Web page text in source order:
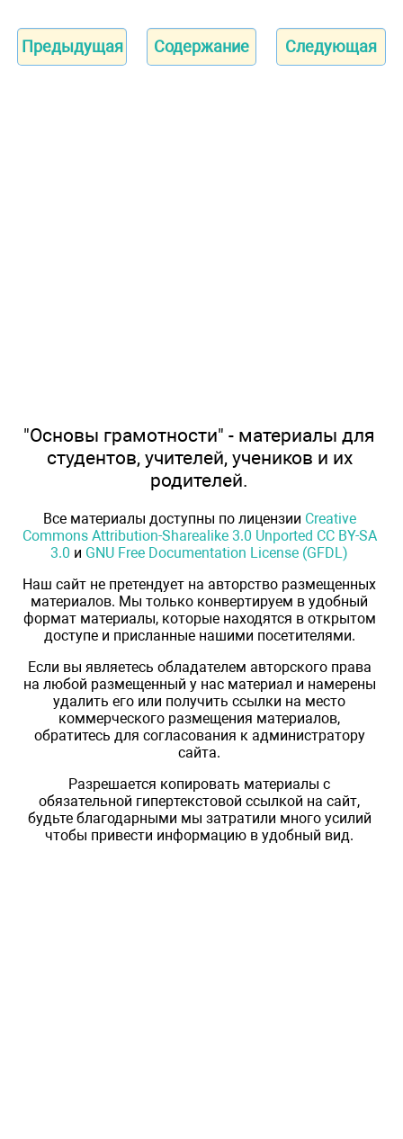
Предыдущая Содержание Следующая
"Основы грамотности" - материалы для
студентов, учителей, учеников и их
родителей.
Все материалы доступны по лицензии Creative
Commons Attribution-Sharealike 3.0 Unported CC BY-SA
3.0 и GNU Free Documentation License (GFDL)
Наш сайт не претендует на авторство размещенных
материалов. Мы только конвертируем в удобный
формат материалы, которые находятся в открытом
доступе и присланные нашими посетителями.
Если вы являетесь обладателем авторского права
на любой размещенный у нас материал и намерены
удалить его или получить ссылки на место
коммерческого размещения материалов,
обратитесь для согласования к администратору
сайта.
Разрешается копировать материалы с
обязательной гипертекстовой ссылкой на сайт,
будьте благодарными мы затратили много усилий
чтобы привести информацию в удобный вид.